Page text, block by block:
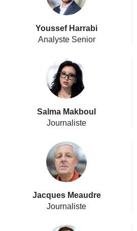
Youssef Harrabi
Analyste Senior
Salma Makboul
Journaliste
Jacques Meaudre
Journaliste